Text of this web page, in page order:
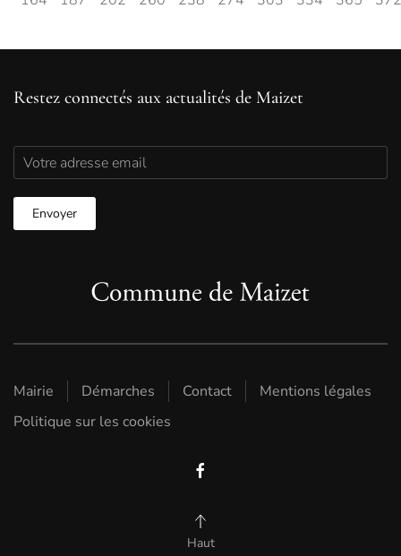
Restez connectés aux actualités de Maizet
Mairie Démarches Contact
Mentions légales
Politique sur les cookies
Haut